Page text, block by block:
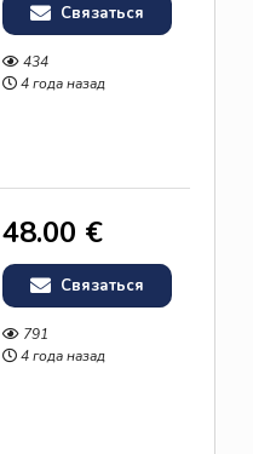
Связаться
434
4 года назад
48.00 €
Связаться
791
4 года назад